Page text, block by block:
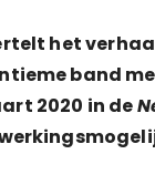
het
band
2020 in de